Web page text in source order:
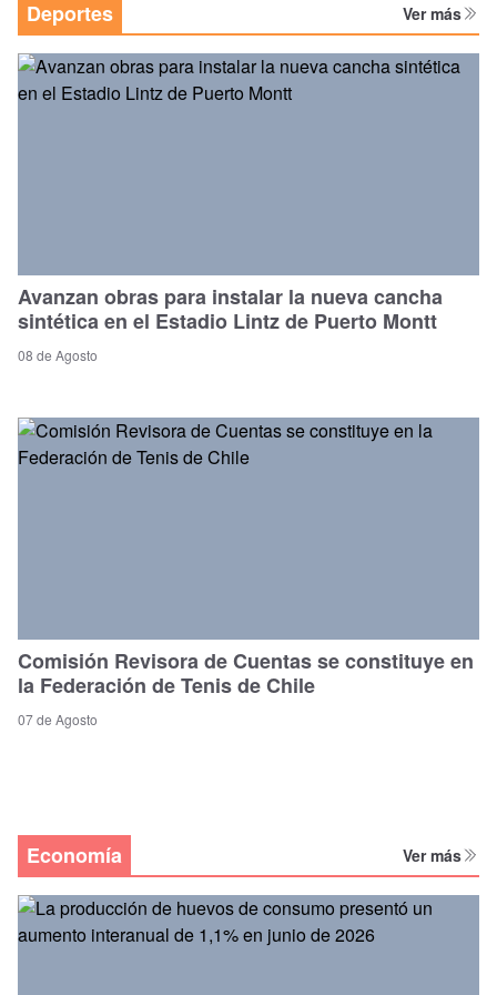
Deportes Ver más
Avanzan obras para instalar la nueva cancha
sintética en el Estadio Lintz de Puerto Montt
08 de Agosto
Comisión Revisora de Cuentas se constituye en
la Federación de Tenis de Chile
07 de Agosto
Economía Ver más